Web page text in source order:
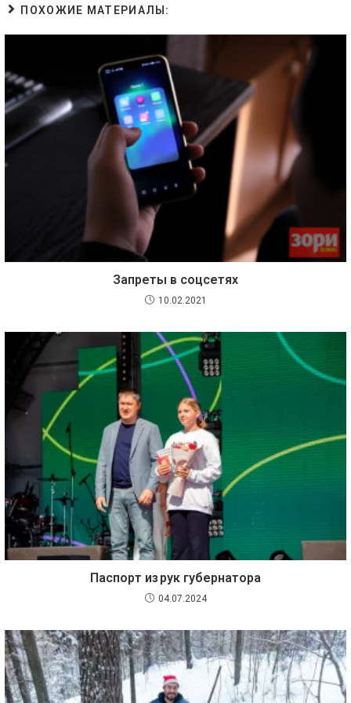
ПОХОЖИЕ МАТЕРИАЛЫ:
Запреты в соцсетях
10.02.2021
Паспорт из рук губернатора
04.07.2024